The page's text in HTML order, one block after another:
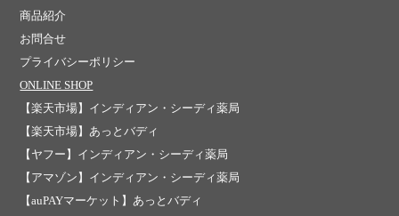
商品紹介
お問合せ
プライバシーポリシー
ONLINE SHOP
【楽天市場】インディアン・シーディ薬局
【楽天市場】あっとバディ
【ヤフー】インディアン・シーディ薬局
【アマゾン】インディアン・シーディ薬局
【auPAYマーケット】あっとバディ